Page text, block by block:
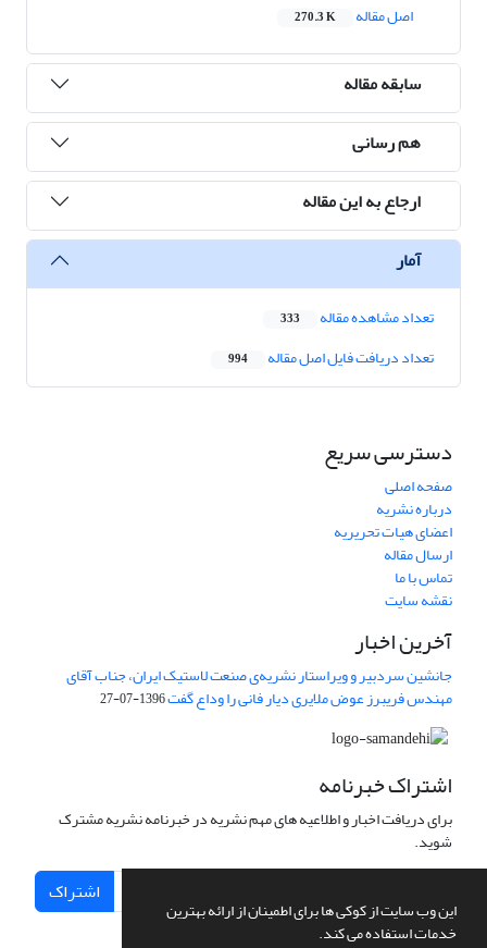
این وب سایت از کوکی ها برای اطمینان از ارائه بهترین
خدمات استفاده می کند.
اصل مقاله
270.3 K
سابقه مقاله
هم رسانی
ارجاع به این مقاله
آمار
تعداد مشاهده مقاله 333
تعداد دریافت فایل اصل مقاله 994
دسترسی سریع
صفحه اصلی
درباره نشریه
اعضای هیات تحریریه
ارسال مقاله
تماس با ما
نقشه سایت
آخرین اخبار
جانشین سردبیر و ویراستار نشریه‌ی صنعت لاستیک ایران، جناب آقای
مهندس فریبرز عوض ملایری دیار فانی را وداع گفت1396-07-27
اشتراک خبرنامه
برای دریافت اخبار و اطلاعیه های مهم نشریه در خبرنامه نشریه مشترک
شوید.
اشتراک